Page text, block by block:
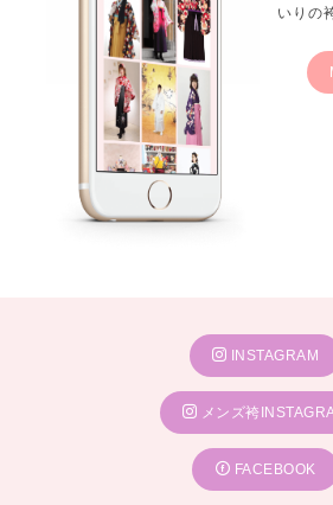
いりの
INSTAGRAM
メンズ袴
FACEBOOK